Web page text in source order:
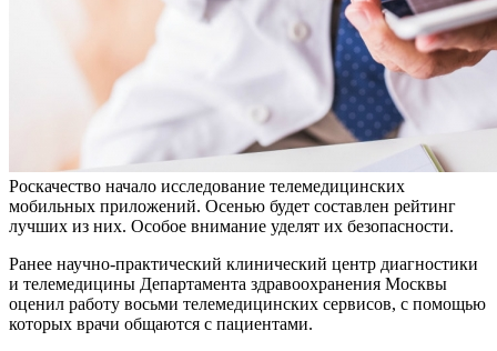
Роскачество начало исследование телемедицинских
мобильных приложений. Осенью будет составлен рейтинг
лучших из них. Особое внимание уделят их безопасности.
Ранее научно-практический клинический центр диагностики
и телемедицины Департамента здравоохранения Москвы
оценил работу восьми телемедицинских сервисов, с помощью
которых врачи общаются с пациентами.